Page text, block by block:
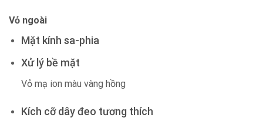
Vỏ ngoài
Mặt kính sa-phia
Xử lý bề mặt
Vỏ mạ ion màu vàng hồng
Kích cỡ dây đeo tương thích